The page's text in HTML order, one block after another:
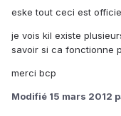
eske tout ceci est
je vois kil existe
savoir si ca fonctionne
merci bcp
Modifié 15 mars 2012